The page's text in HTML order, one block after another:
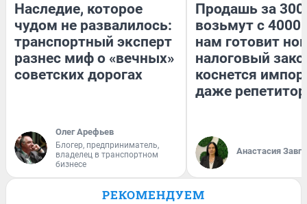
Наследие, которое
чудом не развалилось:
транспортный эксперт
разнес миф о «вечных»
советских дорогах
Олег Арефьев
Блогер, предприниматель,
владелец в транспортном
бизнесе
Продашь за
возьмут с
нам готовит
налоговый
коснется
даже
Анастасия
РЕКОМЕНДУЕМ